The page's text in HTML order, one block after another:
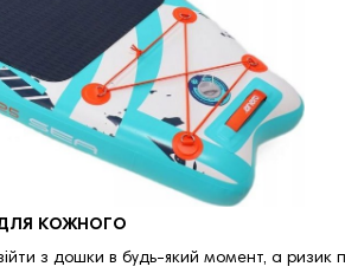
КОЖНОГО
з дошки в будь-який момент, а ризик